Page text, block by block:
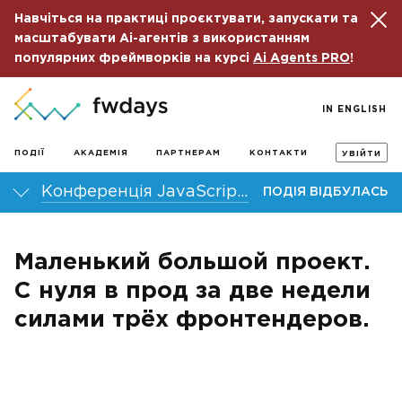
Навчіться на практиці проєктувати, запускати та
масштабувати Ai-агентів з використанням
популярних фреймворків на курсі Ai Agents PRO!
ПОДІЇ АКАДЕМІЯ ПАРТНЕРАМ КОНТАКТИ УВІЙТИ
IN ENGLISH
Конференція JavaScript fwdays’21 ПОДІЯ ВІДБУЛАСЬ
Маленький большой проект.
С нуля в прод за две недели
силами трёх фронтендеров.